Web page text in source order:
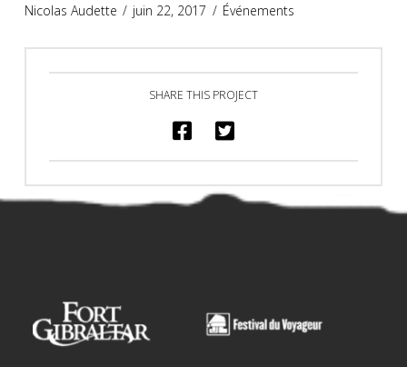
Nicolas Audette juin 22, 2017 Événements
SHARE THIS PROJECT